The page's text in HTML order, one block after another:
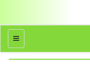
منو